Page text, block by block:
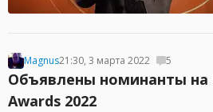
Magnus21:30, 3 марта 2022 5
Объявлены номинанты на
Awards 2022